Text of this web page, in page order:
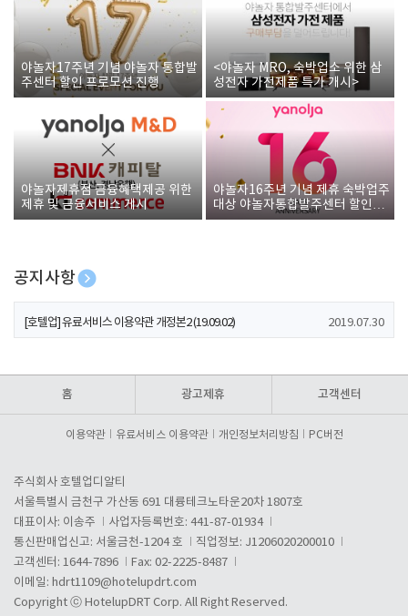
야놀자17주년 기념 야놀자 통합발
주센터 할인 프로모션 진행
<야놀자 MRO, 숙박업소 위한 삼
성전자 가전제품 특가 개시>
야놀자제휴점 금융혜택제공 위한
제휴 및 금융서비스 게시
야놀자16주년 기념 제휴 숙박업주
대상 야놀자통합발주센터 할인쿠
폰 증정
공지사항
[호텔업] 개인정보 처리방침 개정본1 (19.09.02)
[호텔업] 유료서비스 이용약관 개정본2 (19.09.02) 2019.07.30
홈 광고제휴 고객센터
이용약관 유료서비스 이용약관 개인정보처리방침 PC버전
주식회사 호텔업디알티
서울특별시 금천구 가산동 691 대륭테크노타운20차 1807호
대표이사: 이송주
사업자등록번호: 441-87-01934
통신판매업신고: 서울금천-1204 호
직업정보: J1206020200010
고객센터: 1644-7896
Fax: 02-2225-8487
이메일: hdrt1109@hotelupdrt.com
Copyright ⓒ HotelupDRT Corp. All Right Reserved.